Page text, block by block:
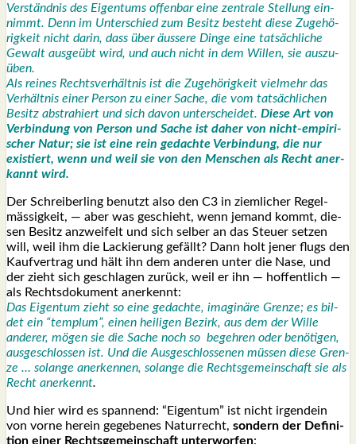
Ver­ständ­nis des Eigen­tums offen­bar eine zen­tra­le Stel­lung ein­
nimmt. Denn im Unter­schied zum Besitz besteht die­se Zuge­hö­
rig­keit nicht dar­in, dass über äus­se­re Din­ge eine tat­säch­li­che
Gewalt aus­ge­übt wird, und auch nicht in dem Wil­len, sie aus­zu­
üben.
Als rei­nes Rechts­ver­hält­nis ist die Zuge­hö­rig­keit viel­mehr das
Ver­hält­nis einer Per­son zu einer Sache, die vom tat­säch­li­chen
Besitz abs­tra­hiert und sich davon unter­schei­det. Die­se Art von
Ver­bin­dung von Per­son und Sache ist daher von nicht-empi­ri­
scher Natur; sie ist eine rein gedach­te Ver­bin­dung, die nur
exis­tiert, wenn und weil sie von den Men­schen als Recht aner­
kannt wird.
Der Schrei­ber­ling benutzt also den C3 in ziem­li­cher Regel­
mäs­sig­keit, — aber was geschieht, wenn jemand kommt, die­
sen Besitz anzwei­felt und sich sel­ber an das Steu­er set­zen
will, weil ihm die Lackie­rung gefällt? Dann holt jener flugs den
Kauf­ver­trag und hält ihn dem ande­ren unter die Nase, und
der zieht sich geschla­gen zurück, weil er ihn — hof­fent­lich —
als Rechts­do­ku­ment aner­kennt:
Das Eigen­tum zieht so eine gedach­te, ima­gi­nä­re Gren­ze; es bil­
det ein “temp­lum”, einen hei­li­gen Bezirk, aus dem der Wil­le
ande­rer, mögen sie die Sache noch so begeh­ren oder benö­ti­gen,
aus­ge­schlos­sen ist. Und die Aus­ge­schlos­se­nen müs­sen die­se Gren­
ze … solan­ge aner­ken­nen, solan­ge die Rechts­ge­mein­schaft sie als
Recht aner­kennt.
Und hier wird es span­nend: “Eigen­tum” ist nicht irgend­ein
von vor­ne her­ein gege­be­nes Natur­recht, son­dern der Defi­ni­
ti­on einer Rechts­ge­mein­schaft unter­wor­fen: